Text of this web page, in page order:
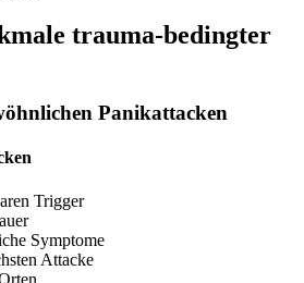
trauma-bedingter
Panikattacken
Trigger
Symptome
Attacke